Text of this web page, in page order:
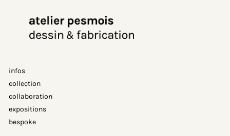
contenu
infos
collection
collaboration
expositions
bespoke